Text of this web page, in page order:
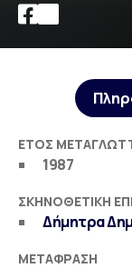
ΈΤΟΣ
1987
ΣΚΗΝΟΘΕΤΙΚΉ
Δήμητρα
ΜΕΤΆΦΡΑΣΗ